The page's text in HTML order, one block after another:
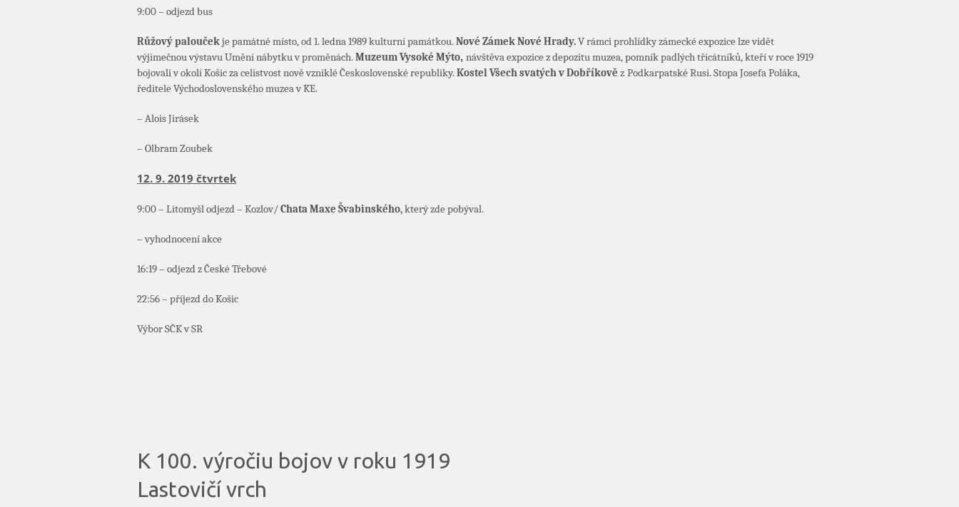
9:00 – odjezd bus
Růžový paloučekje památné místo, od 1. ledna 1989 kulturní památkou.Nové Zámek Nové Hrady.V rámci prohlídky zámecké expozice lze vidět
výjimečnou výstavu Umění nábytku v proměnách.Muzeum Vysoké Mýto, návštěva expozice z depozitu muzea, pomník padlých třicátníků, kteří v roce 1919
bojovali v okolí Košic za celistvost nově vzniklé Československé republiky.Kostel Všech svatých v Dobříkově z Podkarpatské Rusi. Stopa Josefa Poláka,
ředitele Východoslovenského muzea v KE.
– Alois Jirásek
– Olbram Zoubek
12. 9. 2019 čtvrtek
9:00 – Litomyšl odjezd – Kozlov/Chata Maxe Švabinského,který zde pobýval.
– vyhodnocení akce
16:19 – odjezd z České Třebové
22:56 – příjezd do Košic
Výbor SČK v SR
K 100. výročiu bojov v roku 1919
Lastovičí vrch